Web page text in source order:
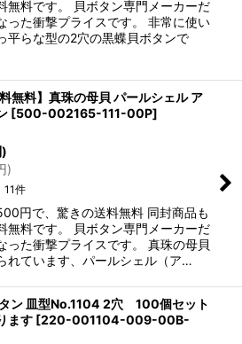
無料です。 貝ボタン専門メーカーだ
った衝撃プライスです。 非常に使い
らな型の2穴の黒蝶貝ボタンで
無料】真珠の母貝 パールシェル ア
[500-002165-111-00P]
)
11件
円で、驚きの送料無料 同封商品も
無料です。 貝ボタン専門メーカーだ
った衝撃プライスです。 真珠の母貝
れています、パールシェル（ア…
ン 皿型No.1104 2穴 100個セット
ます [220-001104-009-00B-